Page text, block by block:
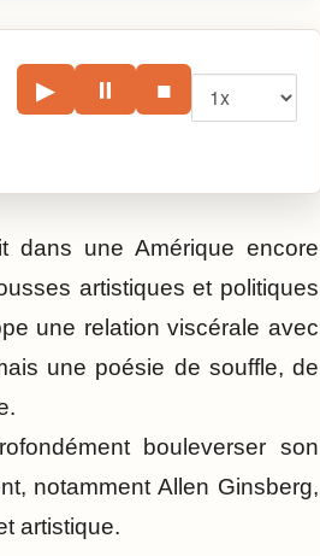
▶ ⏸ ■
dans une Amérique encore
artistiques et politiques
une relation viscérale avec
une poésie de souffle, de
bouleverser son
notamment Allen Ginsberg,
artistique.